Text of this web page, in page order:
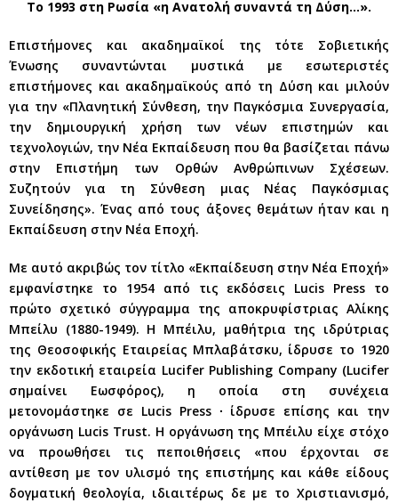
Το 1993 στη Ρωσία «η Ανατολή συναντά τη Δύση…».
Επιστήμονες και ακαδημαϊκοί της τότε Σοβιετικής
Ένωσης συναντώνται μυστικά με εσωτεριστές
επιστήμονες και ακαδημαϊκούς από τη Δύση και μιλούν
για την «Πλανητική Σύνθεση, την Παγκόσμια Συνεργασία,
την δημιουργική χρήση των νέων επιστημών και
τεχνολογιών, την Νέα Εκπαίδευση που θα βασίζεται πάνω
στην Επιστήμη των Ορθών Ανθρώπινων Σχέσεων.
Συζητούν για τη Σύνθεση μιας Νέας Παγκόσμιας
Συνείδησης». Ένας από τους άξονες θεμάτων ήταν και η
Εκπαίδευση στην Νέα Εποχή.
Με αυτό ακριβώς τον τίτλο «Εκπαίδευση στην Νέα Εποχή»
εμφανίστηκε το 1954 από τις εκδόσεις Lucis Press το
πρώτο σχετικό σύγγραμμα της αποκρυφίστριας Αλίκης
Μπείλυ (1880-1949). Η Μπέιλυ, μαθήτρια της ιδρύτριας
της Θεοσοφικής Εταιρείας Μπλαβάτσκυ, ίδρυσε το 1920
την εκδοτική εταιρεία Lucifer Publishing Company (Lucifer
σημαίνει Εωσφόρος), η οποία στη συνέχεια
μετονομάστηκε σε Lucis Press ∙ ίδρυσε επίσης και την
οργάνωση Lucis Trust. Η οργάνωση της Μπέιλυ είχε στόχο
να προωθήσει τις πεποιθήσεις «που έρχονται σε
αντίθεση με τον υλισμό της επιστήμης και κάθε είδους
δογματική θεολογία, ιδιαιτέρως δε με το Χριστιανισμό,